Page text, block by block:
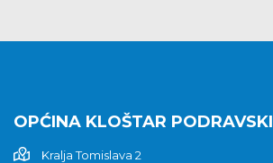
OPĆINA KLOŠTAR PODRAVSKI
Kralja Tomislava 2